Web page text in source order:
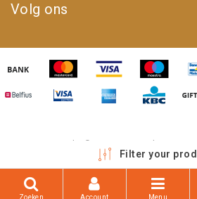
Volg ons
Copyright © 2026 - 4WD Shop |
Filter your
Zoeken Account Menu